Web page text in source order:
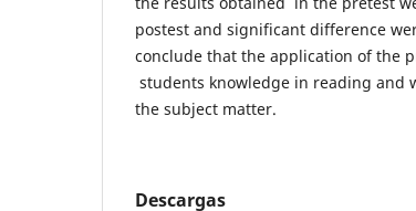
postest and significant difference
conclude that the application of the
students knowledge in reading and
the subject matter.
Descargas